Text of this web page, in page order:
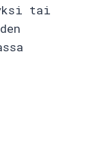
tai